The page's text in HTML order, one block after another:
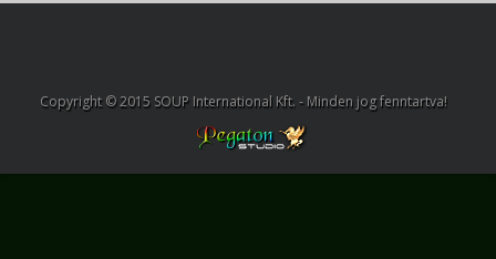
Copyright © 2015 SOUP International Kft. - Minden jog fenntartva!